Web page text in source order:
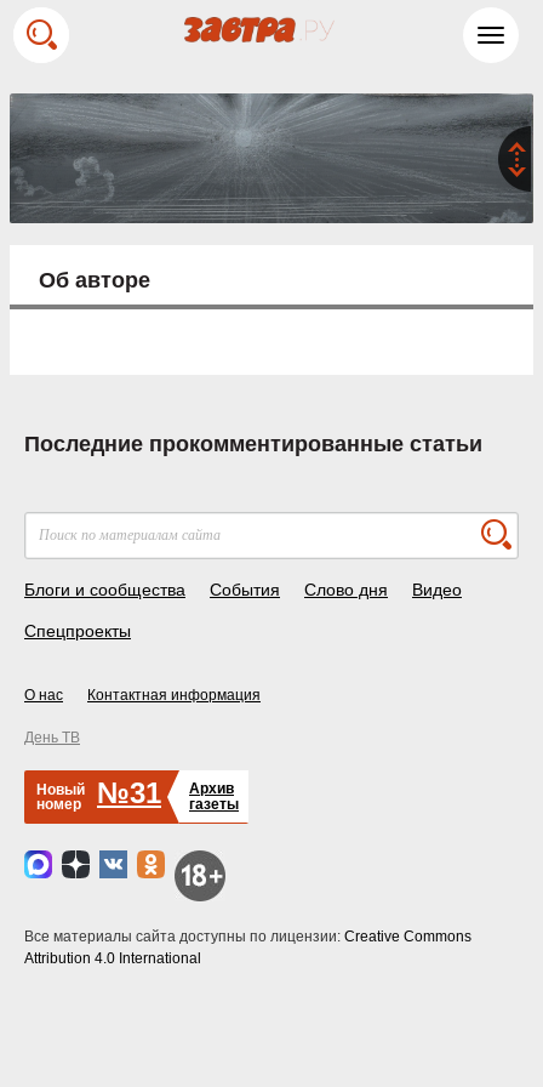
Об авторе
Последние прокомментированные статьи
Блоги и сообщества События Слово дня Видео
Спецпроекты
О нас Контактная информация
День ТВ
Новый
номер
№31
Архив
газеты
Все материалы сайта доступны по лицензии: Creative Commons
Attribution 4.0 International